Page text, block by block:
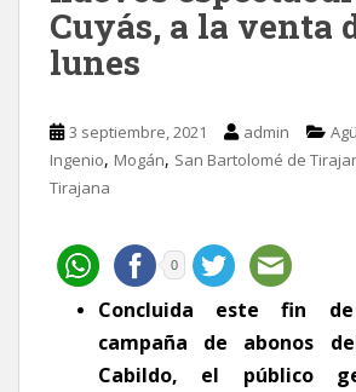
Cuyás, a la venta
lunes
3 septiembre, 2021 admin
Ingenio, Mogán, San Bartolomé de
Tirajana
0
Concluida este fin
campaña de abonos
Cabildo, el público